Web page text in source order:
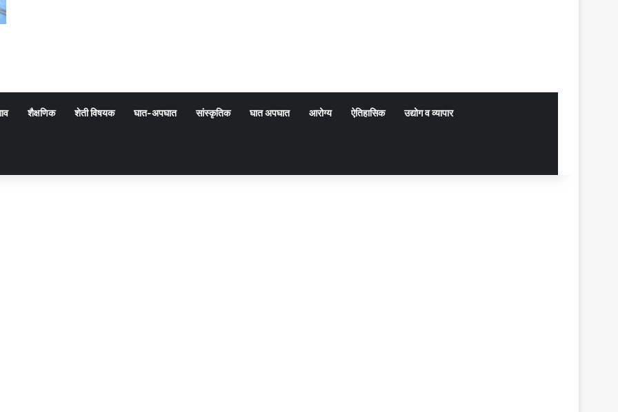
शैक्षणिक शेती विषयक घात-अपघात सांस्कृतिक घात अपघात आरोग्य ऐतिहासिक उद्योग व व्यापार